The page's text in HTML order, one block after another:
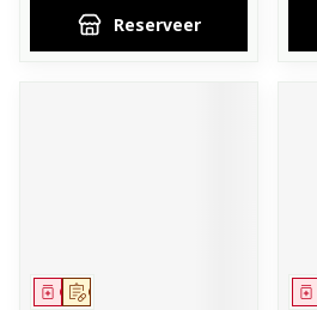
Reserveer
Op voorschrift
Geneesmiddel